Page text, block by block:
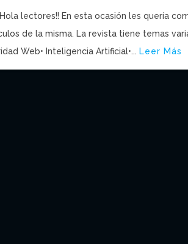
lectores!! En esta ocasión les quería
de la misma. La revista tiene temas
Web• Inteligencia Artificial•... Leer Más